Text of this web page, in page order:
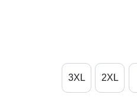
2XL
3XL